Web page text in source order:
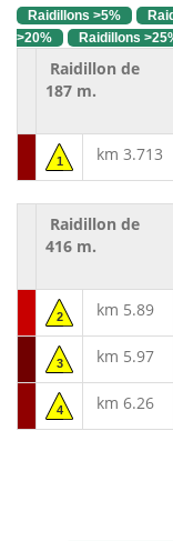
Raidillons >5%
>20%
Raidillons
Raidillon de
187 m.
1 km 3.713
Raidillon de
416 m.
2 km 5.89
3 km 5.97
4 km 6.26